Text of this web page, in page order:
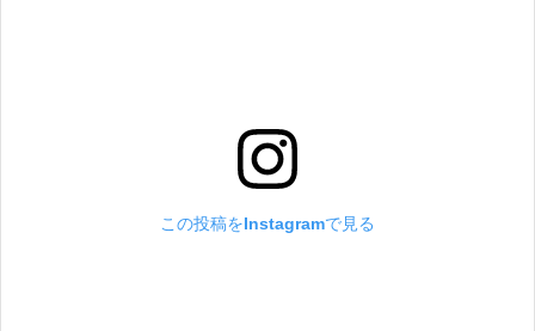
この投稿をInstagramで見る